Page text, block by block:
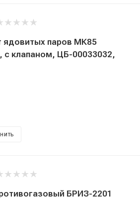
паров МК85
с клапаном, ЦБ-00033032,
БРИЗ-2201